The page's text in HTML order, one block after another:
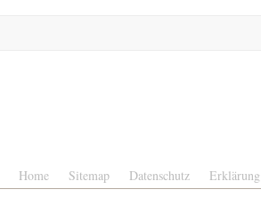
Home Sitemap Datenschutz